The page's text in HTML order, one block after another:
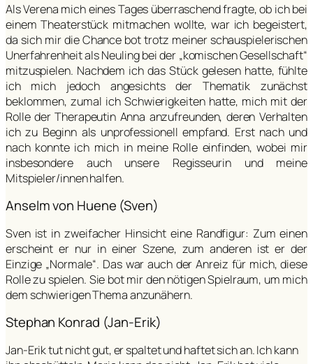
Als Verena mich eines Tages überraschend fragte, ob ich bei
einem Theaterstück mitmachen wollte, war ich begeistert,
da sich mir die Chance bot trotz meiner schauspielerischen
Unerfahrenheit als Neuling bei der „komischen Gesellschaft“
mitzuspielen. Nachdem ich das Stück gelesen hatte, fühlte
ich mich jedoch angesichts der Thematik zunächst
beklommen, zumal ich Schwierigkeiten hatte, mich mit der
Rolle der Therapeutin Anna anzufreunden, deren Verhalten
ich zu Beginn als unprofessionell empfand. Erst nach und
nach konnte ich mich in meine Rolle einfinden, wobei mir
insbesondere auch unsere Regisseurin und meine
Mitspieler/innen halfen.
Anselm von Huene (Sven)
Sven ist in zweifacher Hinsicht eine Randfigur: Zum einen
erscheint er nur in einer Szene, zum anderen ist er der
Einzige „Normale“. Das war auch der Anreiz für mich, diese
Rolle zu spielen. Sie bot mir den nötigen Spielraum, um mich
dem schwierigen Thema anzunähern.
Stephan Konrad (Jan-Erik)
Jan-Erik tut nicht gut, er spaltet und haftet sich an. Ich kann